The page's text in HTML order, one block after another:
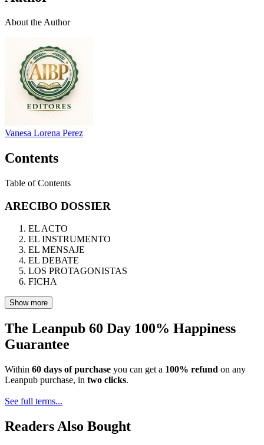
About the Author
Vanesa Lorena Perez
Contents
Table of Contents
ARECIBO DOSSIER
EL ACTO
EL INSTRUMENTO
EL MENSAJE
EL DEBATE
LOS PROTAGONISTAS
FICHA
Show more
The Leanpub 60 Day 100% Happiness
Guarantee
Within 60 days of purchase you can get a 100% refund on any
Leanpub purchase, in two clicks.
See full terms...
Readers Also Bought